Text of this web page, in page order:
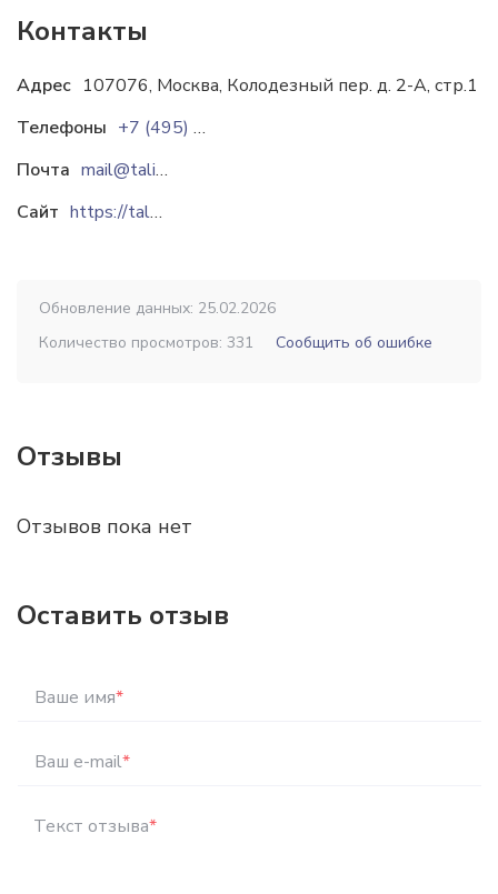
Контакты
Адрес 107076, Москва, Колодезный пер. д. 2-А, стр.1
Телефоны
+7 (495) 661-17-45
Почта
mail@talion-a.ru
Сайт
https://talion-a.ru
Обновление данных: 25.02.2026
Количество просмотров: 331
Сообщить об ошибке
Отзывы
Отзывов пока нет
Оставить отзыв
Ваше имя*
Ваш e-mail*
Текст отзыва*